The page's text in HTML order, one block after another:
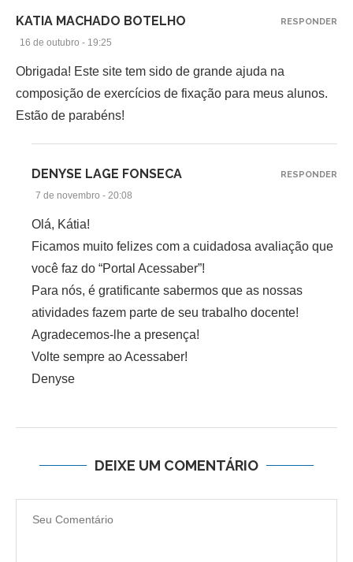
KATIA MACHADO BOTELHO
16 de outubro - 19:25
Obrigada! Este site tem sido de grande ajuda na
composição de exercícios de fixação para meus alunos.
Estão de parabéns!
RESPONDER
DENYSE LAGE FONSECA
7 de novembro - 20:08
Olá, Kátia!
Ficamos muito felizes com a cuidadosa avaliação que
você faz do “Portal Acessaber”!
Para nós, é gratificante sabermos que as nossas
atividades fazem parte de seu trabalho docente!
Agradecemos-lhe a presença!
Volte sempre ao Acessaber!
Denyse
RESPONDER
DEIXE UM COMENTÁRIO